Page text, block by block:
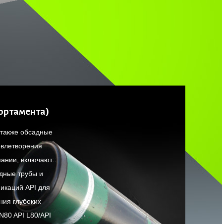
обсадные
включают::
трубы и
API для
глубоких
API L80/API